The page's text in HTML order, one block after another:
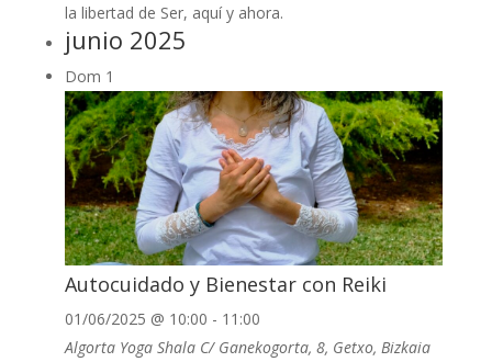
la libertad de Ser, aquí y ahora.
junio 2025
Dom 1
Autocuidado y Bienestar con Reiki
01/06/2025 @ 10:00 - 11:00
Algorta Yoga Shala C/ Ganekogorta, 8, Getxo, Bizkaia